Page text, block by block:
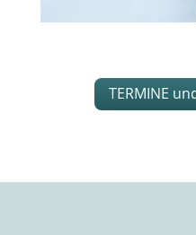
TERMINE